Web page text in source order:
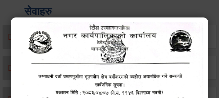
सेवाहरु
संस्था दर्ता सिफारिस